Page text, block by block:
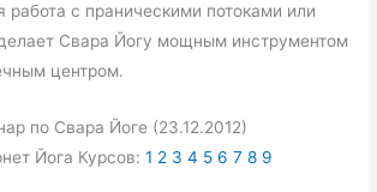
работа с праническими потоками или
Свара Йогу мощным инструментом
центром.
по Свара Йоге (23.12.2012)
Йога Курсов:1 2 34 5678 9